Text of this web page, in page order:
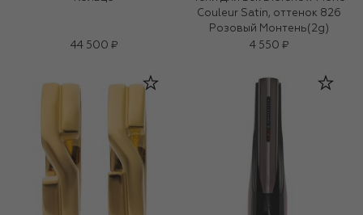
44 500 ₽
Couleur Satin, оттенок 826
Розовый Монтень(2g)
4 550 ₽